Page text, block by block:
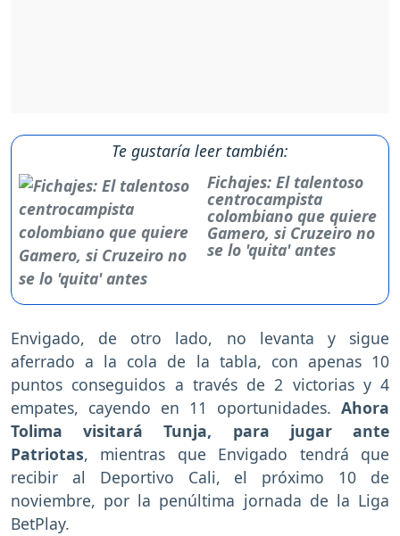
Te gustaría leer también:
Fichajes: El talentoso
centrocampista
colombiano que quiere
Gamero, si Cruzeiro no
se lo 'quita' antes
Envigado, de otro lado, no levanta y sigue
aferrado a la cola de la tabla, con apenas 10
puntos conseguidos a través de 2 victorias y 4
empates, cayendo en 11 oportunidades. Ahora
Tolima visitará Tunja, para jugar ante
Patriotas, mientras que Envigado tendrá que
recibir al Deportivo Cali, el próximo 10 de
noviembre, por la penúltima jornada de la Liga
BetPlay.